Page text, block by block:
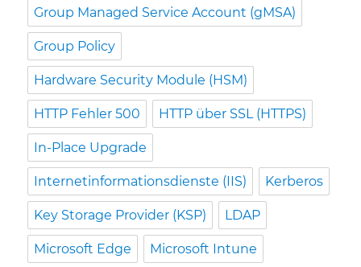
Group Managed Service Account (gMSA)
Group Policy
Hardware Security Module (HSM)
HTTP Fehler 500 HTTP über SSL (HTTPS)
In-Place Upgrade
Internetinformationsdienste (IIS) Kerberos
Key Storage Provider (KSP) LDAP
Microsoft Edge Microsoft Intune